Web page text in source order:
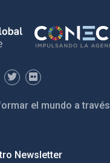
el mundo a través
Newsletter